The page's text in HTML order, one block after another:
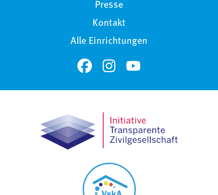
Presse
Kontakt
Alle Einrichtungen